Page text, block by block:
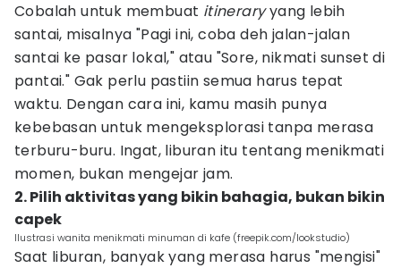
Cobalah untuk membuat itineraryyang lebih
santai, misalnya "Pagi ini, coba deh jalan-jalan
santai ke pasar lokal," atau "Sore, nikmati sunset di
pantai." Gak perlu pastiin semua harus tepat
waktu. Dengan cara ini, kamu masih punya
kebebasan untuk mengeksplorasi tanpa merasa
terburu-buru. Ingat, liburan itu tentang menikmati
momen, bukan mengejar jam.
2. Pilih aktivitas yang bikin bahagia, bukan bikin
capek
Ilustrasi wanita menikmati minuman di kafe (freepik.com/lookstudio)
Saat liburan, banyak yang merasa harus "mengisi"